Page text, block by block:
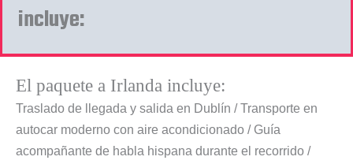
incluye:
El paquete a Irlanda incluye:
Traslado de llegada y salida en Dublín / Transporte en
autocar moderno con aire acondicionado / Guía
acompañante de habla hispana durante el recorrido /